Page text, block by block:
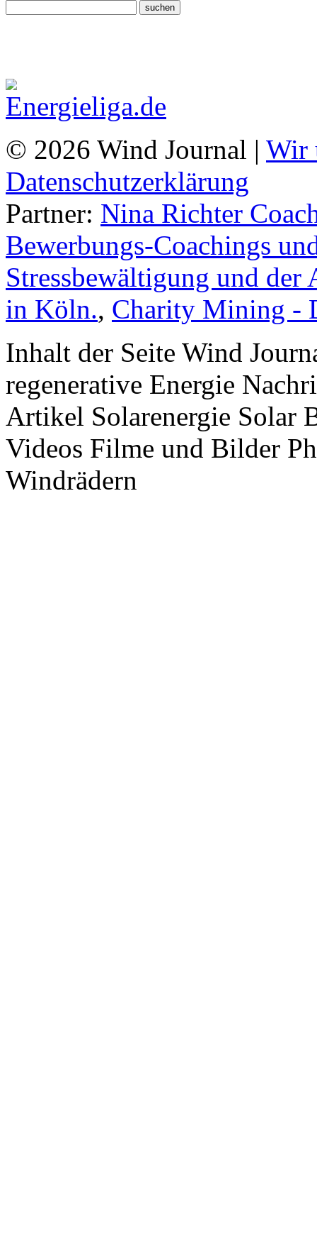
© 2026 Wind Journal | Wir
Datenschutzerklärung
Partner: Nina Richter
Bewerbungs-Coachings
Stressbewältigung und
in Köln., Charity Mining -
Inhalt der Seite Wind
regenerative Energie
Artikel Solarenergie Solar
Videos Filme und Bilder
Windrädern